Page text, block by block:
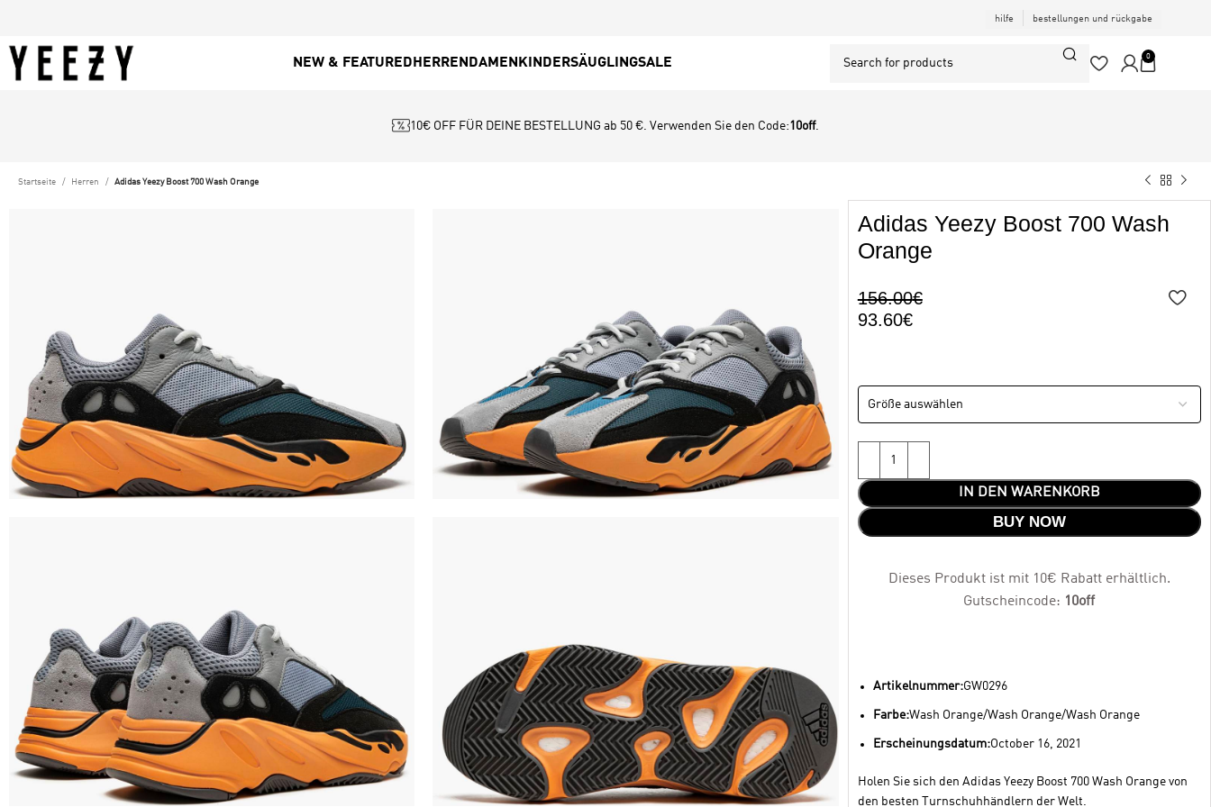
hilfe bestellungen und rückgabe
NEW & FEATURED HERREN DAMEN KINDERSÄUGLINGSALE 0
10€ OFF FÜR DEINE BESTELLUNG ab 50 €. Verwenden Sie den Code:10off.
Startseite Herren Adidas Yeezy Boost 700 Wash Orange
Adidas Yeezy Boost 700 Wash
Orange
156.00€
93.60€
IN DEN WARENKORB
BUY NOW
Dieses Produkt ist mit 10€ Rabatt erhältlich.
Gutscheincode: 10off
Artikelnummer:GW0296
Farbe:Wash Orange/Wash Orange/Wash Orange
Erscheinungsdatum:October 16, 2021
Holen Sie sich den Adidas Yeezy Boost 700 Wash Orange von
den besten Turnschuhhändlern der Welt.